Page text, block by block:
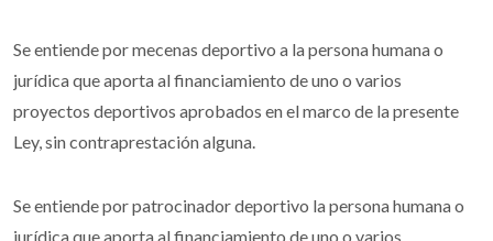
Se entiende por mecenas deportivo a la persona humana o
jurídica que aporta al financiamiento de uno o varios
proyectos deportivos aprobados en el marco de la presente
Ley, sin contraprestación alguna.
Se entiende por patrocinador deportivo la persona humana o
jurídica que aporta al financiamiento de uno o varios